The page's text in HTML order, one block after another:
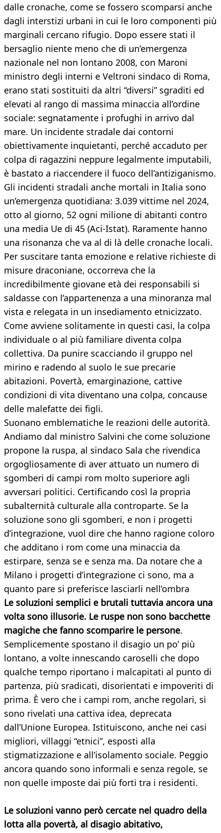
dalle cronache, come se fossero scomparsi anche
dagli interstizi urbani in cui le loro componenti più
marginali cercano rifugio. Dopo essere stati il
bersaglio niente meno che di un’emergenza
nazionale nel non lontano 2008, con Maroni
ministro degli interni e Veltroni sindaco di Roma,
erano stati sostituiti da altri “diversi” sgraditi ed
elevati al rango di massima minaccia all’ordine
sociale: segnatamente i profughi in arrivo dal
mare. Un incidente stradale dai contorni
obiettivamente inquietanti, perché accaduto per
colpa di ragazzini neppure legalmente imputabili,
è bastato a riaccendere il fuoco dell’antiziganismo.
Gli incidenti stradali anche mortali in Italia sono
un’emergenza quotidiana: 3.039 vittime nel 2024,
otto al giorno, 52 ogni milione di abitanti contro
una media Ue di 45 (Aci-Istat). Raramente hanno
una risonanza che va al di là delle cronache locali.
Per suscitare tanta emozione e relative richieste di
misure draconiane, occorreva che la
incredibilmente giovane età dei responsabili si
saldasse con l’appartenenza a una minoranza mal
vista e relegata in un insediamento etnicizzato.
Come avviene solitamente in questi casi, la colpa
individuale o al più familiare diventa colpa
collettiva. Da punire scacciando il gruppo nel
mirino e radendo al suolo le sue precarie
abitazioni. Povertà, emarginazione, cattive
condizioni di vita diventano una colpa, concause
delle malefatte dei figli.
Suonano emblematiche le reazioni delle autorità.
Andiamo dal ministro Salvini che come soluzione
propone la ruspa, al sindaco Sala che rivendica
orgogliosamente di aver attuato un numero di
sgomberi di campi rom molto superiore agli
avversari politici. Certificando così la propria
subalternità culturale alla controparte. Se la
soluzione sono gli sgomberi, e non i progetti
d’integrazione, vuol dire che hanno ragione coloro
che additano i rom come una minaccia da
estirpare, senza se e senza ma. Da notare che a
Milano i progetti d’integrazione ci sono, ma a
quanto pare si preferisce lasciarli nell’ombra
Le soluzioni semplici e brutali tuttavia ancora una
volta sono illusorie. Le ruspe non sono bacchette
magiche che fanno scomparire le persone.
Semplicemente spostano il disagio un po’ più
lontano, a volte innescando caroselli che dopo
qualche tempo riportano i malcapitati al punto di
partenza, più sradicati, disorientati e impoveriti di
prima. È vero che i campi rom, anche regolari, si
sono rivelati una cattiva idea, deprecata
dall’Unione Europea. Istituiscono, anche nei casi
migliori, villaggi “etnici”, esposti alla
stigmatizzazione e all’isolamento sociale. Peggio
ancora quando sono informali e senza regole, se
non quelle imposte dai più forti tra i residenti.
Le soluzioni vanno però cercate nel quadro della
lotta alla povertà, al disagio abitativo,